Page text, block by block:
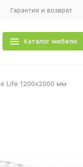
Гарантия и возврат
Каталог мебели
Life 1200х2000 мм